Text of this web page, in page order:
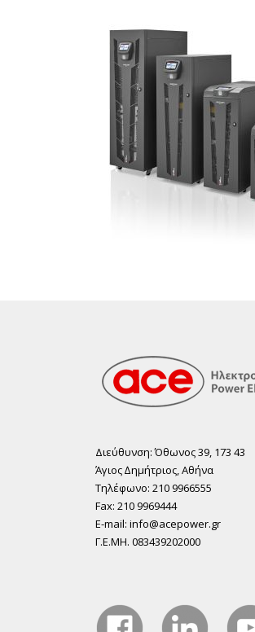
Διεύθυνση: Όθωνος 39, 173 43
Άγιος ∆ηµήτριος, Αθήνα
Τηλέφωνο: 210 9966555
Fax: 210 9969444
E-mail: info@acepower.gr
Γ.Ε.ΜΗ. 083439202000